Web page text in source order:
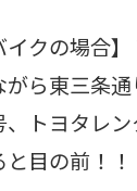
イクの場合
がら東三条
、トヨタレ
目の前！！